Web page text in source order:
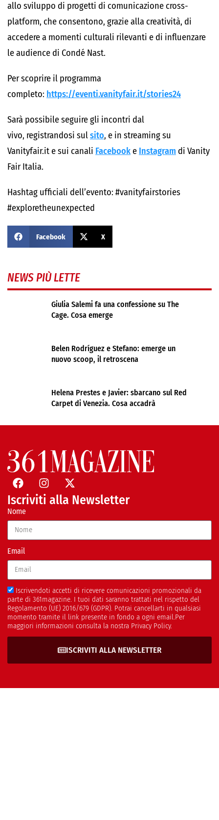
allo sviluppo di progetti di comunicazione cross-
platform, che consentono, grazie alla creatività, di
accedere a momenti culturali rilevanti e di influenzare
le audience di Condé Nast.
Per scoprire il programma
completo: https://eventi.vanityfair.it/stories24
Sarà possibile seguire gli incontri dal
vivo, registrandosi sulsito, e in streaming su
Vanityfair.it e sui canali Facebook e Instagram di Vanity
Fair Italia.
Hashtag ufficiali dell’evento: #vanityfairstories
#exploretheunexpected
Facebook X
NEWS PIÙ LETTE
Giulia Salemi fa una confessione su The
Cage. Cosa emerge
Belen Rodríguez e Stefano: emerge un
nuovo scoop, il retroscena
Helena Prestes e Javier: sbarcano sul Red
Carpet di Venezia. Cosa accadrà
Iscriviti alla Newsletter
Nome
Email
Iscrivendoti accetti di ricevere comunicazioni promozionali da
parte di 361magazine. I tuoi dati saranno trattati nel rispetto del
Regolamento (UE) 2016/679 (GDPR). Potrai cancellarti in qualsiasi
momento tramite il link presente in fondo a ogni email.Per
maggiori informazioni consulta la nostra Privacy Policy.
ISCRIVITI ALLA NEWSLETTER